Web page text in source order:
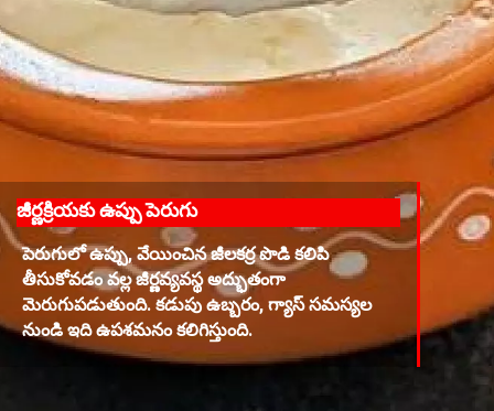
జీర్ణక్రియకు ఉప్పు పెరుగు
పెరుగులో ఉప్పు, వేయించిన జీలకర్ర పొడి కలిపి
తీసుకోవడం వల్ల జీర్ణవ్యవస్థ అద్భుతంగా
మెరుగుపడుతుంది. కడుపు ఉబ్బరం, గ్యాస్ సమస్యల
నుండి ఇది ఉపశమనం కలిగిస్తుంది.